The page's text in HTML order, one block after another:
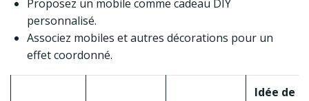
Proposez un mobile comme cadeau DIY
personnalisé.
Associez mobiles et autres décorations pour un
effet coordonné.
Idée de